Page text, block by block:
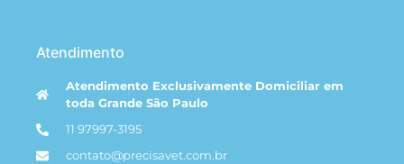
Atendimento
Atendimento Exclusivamente Domiciliar em
toda Grande São Paulo
11 97997-3195
contato@precisavet.com.br